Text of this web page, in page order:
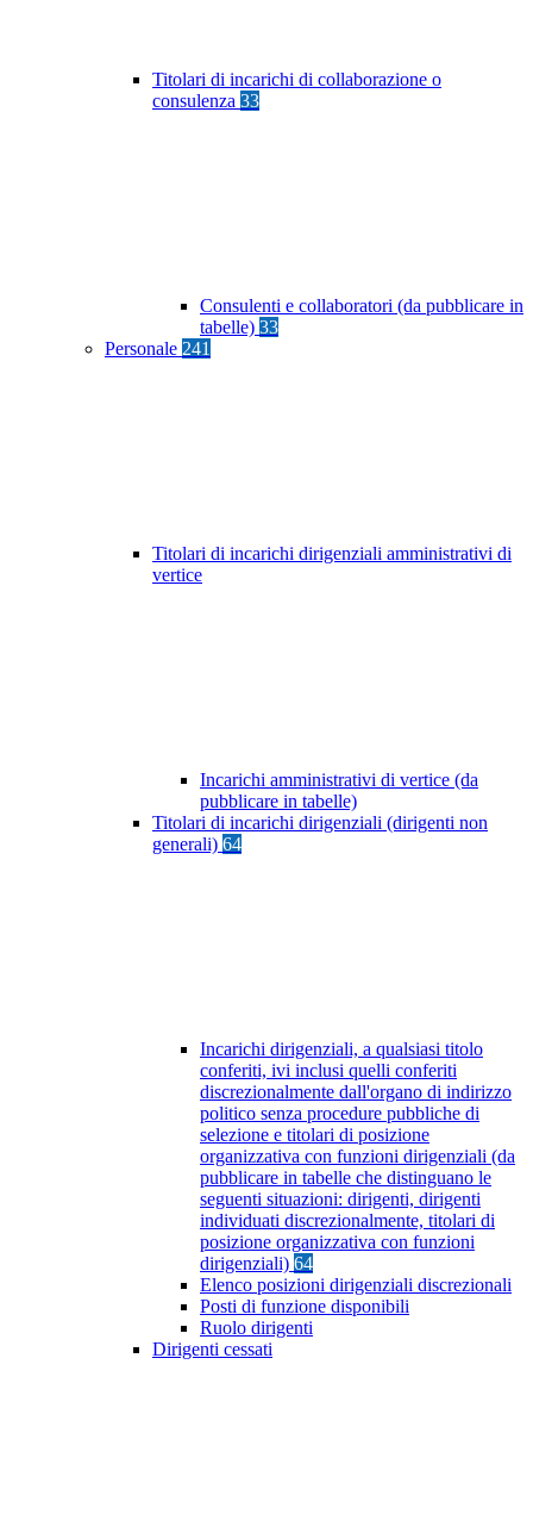
Titolari di incarichi di collaborazione o
consulenza 33
Consulenti e collaboratori (da pubblicare in
tabelle) 33
Personale 241
Titolari di incarichi dirigenziali amministrativi di
vertice
Incarichi amministrativi di vertice (da
pubblicare in tabelle)
Titolari di incarichi dirigenziali (dirigenti non
generali) 64
Incarichi dirigenziali, a qualsiasi titolo
conferiti, ivi inclusi quelli conferiti
discrezionalmente dall'organo di indirizzo
politico senza procedure pubbliche di
selezione e titolari di posizione
organizzativa con funzioni dirigenziali (da
pubblicare in tabelle che distinguano le
seguenti situazioni: dirigenti, dirigenti
individuati discrezionalmente, titolari di
posizione organizzativa con funzioni
dirigenziali) 64
Elenco posizioni dirigenziali discrezionali
Posti di funzione disponibili
Ruolo dirigenti
Dirigenti cessati